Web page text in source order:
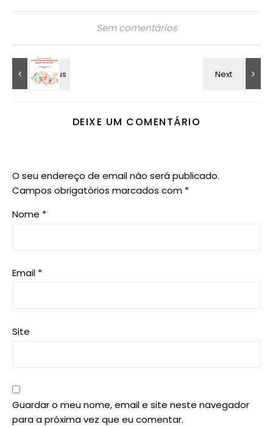
Sem comentários
DEIXE UM COMENTÁRIO
O seu endereço de email não será publicado.
Campos obrigatórios marcados com *
Nome *
Email *
Site
Guardar o meu nome, email e site neste navegador
para a próxima vez que eu comentar.